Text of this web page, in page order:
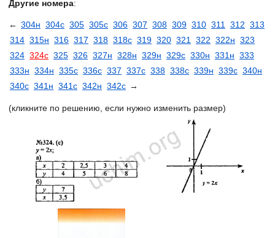
Другие номера:
← 304н 304с 305 305с 306 307 308 309 310 311 312 313
314 315н 316 317 318 318с 319 320 321 322 322н 323
324 324с 325 326 327н 328н 329н 329с 330н 331н 333
333н 334н 335с 336с 337 337с 338 338с 339н 339с 340н
340с 341н 341с 342н 342с →
(кликните по решению, если нужно изменить размер)